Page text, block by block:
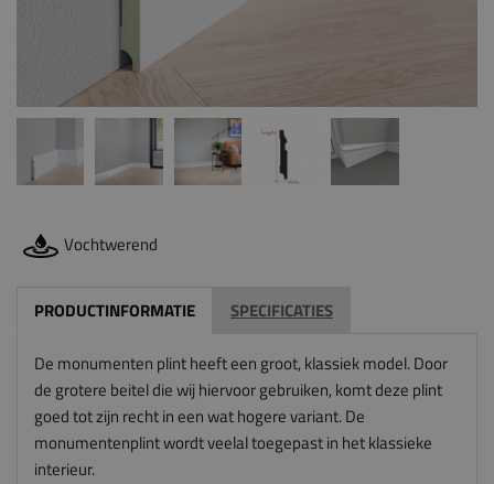
Vochtwerend
PRODUCTINFORMATIE SPECIFICATIES
De monumenten plint heeft een groot, klassiek model. Door
de grotere beitel die wij hiervoor gebruiken, komt deze plint
goed tot zijn recht in een wat hogere variant. De
monumentenplint wordt veelal toegepast in het klassieke
interieur.